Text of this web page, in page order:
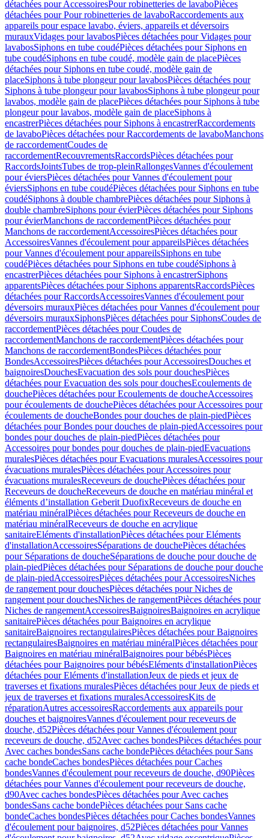
détachées pour AccessoiresPour robinetteries de lavaboPièces
détachées pour Pour robinetteries de lavaboRaccordements aux
appareils pour espace lavabo, éviers, appareils et déversoirs
murauxVidages pour lavabosPièces détachées pour Vidages pour
lavabosSiphons en tube coudéPièces détachées pour Siphons en
tube coudéSiphons en tube coudé, modèle gain de placePièces
détachées pour Siphons en tube coudé, modèle gain de
placeSiphons à tube plongeur pour lavabosPièces détachées pour
Siphons à tube plongeur pour lavabosSiphons à tube plongeur pour
lavabos, modèle gain de placePièces détachées pour Siphons à tube
plongeur pour lavabos, modèle gain de placeSiphons à
encastrerPièces détachées pour Siphons à encastrerRaccordements
de lavaboPièces détachées pour Raccordements de lavaboManchons
de raccordementCoudes de
raccordementRecouvrementsRaccordsPièces détachées pour
RaccordsJointsTubes de trop-pleinRallongesVannes d'écoulement
pour éviersPièces détachées pour Vannes d'écoulement pour
éviersSiphons en tube coudéPièces détachées pour Siphons en tube
coudéSiphons à double chambrePièces détachées pour Siphons à
double chambreSiphons pour évierPièces détachées pour Siphons
pour évierManchons de raccordementPièces détachées pour
Manchons de raccordementAccessoiresPièces détachées pour
AccessoiresVannes d'écoulement pour appareilsPièces détachées
pour Vannes d'écoulement pour appareilsSiphons en tube
coudéPièces détachées pour Siphons en tube coudéSiphons à
encastrerPièces détachées pour Siphons à encastrerSiphons
apparentsPièces détachées pour Siphons apparentsRaccordsPièces
détachées pour RaccordsAccessoiresVannes d'écoulement pour
déversoirs murauxPièces détachées pour Vannes d'écoulement pour
déversoirs murauxSiphonsPièces détachées pour SiphonsCoudes de
raccordementPièces détachées pour Coudes de
raccordementManchons de raccordementPièces détachées pour
Manchons de raccordementBondesPièces détachées pour
BondesAccessoiresPièces détachées pour AccessoiresDouches et
baignoiresDouchesEvacuation des sols pour douchesPièces
détachées pour Evacuation des sols pour douchesEcoulements de
douchePièces détachées pour Ecoulements de doucheAccessoires
pour écoulements de douchePièces détachées pour Accessoires pour
écoulements de doucheBondes pour douches de plain-piedPièces
détachées pour Bondes pour douches de plain-piedAccessoires pour
bondes pour douches de plain-piedPièces détachées pour
Accessoires pour bondes pour douches de plain-piedEvacuations
muralesPièces détachées pour Evacuations muralesAccessoires pour
évacuations muralesPièces détachées pour Accessoires pour
évacuations muralesReceveurs de douchePièces détachées pour
Receveurs de doucheReceveurs de douche en matériau minéral et
éléments d’installation Geberit DuofixReceveurs de douche en
matériau minéralPièces détachées pour Receveurs de douche en
matériau minéralReceveurs de douche en acrylique
sanitaireEléments d'installationPièces détachées pour Eléments
d'installationAccessoiresSéparations de douchePièces détachées
pour Séparations de doucheSéparations de douche pour douche de
plain-piedPièces détachées pour Séparations de douche pour douche
de plain-piedAccessoiresPièces détachées pour AccessoiresNiches
de rangement pour douchesPièces détachées pour Niches de
rangement pour douchesNiches de rangementPièces détachées pour
Niches de rangementAccessoiresBaignoiresBaignoires en acrylique
sanitairePièces détachées pour Baignoires en acrylique
sanitaireBaignoires rectangulairesPièces détachées pour Baignoires
rectangulairesBaignoires en matériau minéralPièces détachées pour
Baignoires en matériau minéralBaignoires pour bébésPièces
détachées pour Baignoires pour bébésEléments d'installationPièces
détachées pour Eléments d'installationJeux de pieds et jeux de
traverses et fixations muralesPièces détachées pour Jeux de pieds et
jeux de traverses et fixations muralesAccessoiresKits de
réparationAutres accessoiresRaccordements aux appareils pour
douches et baignoiresVannes d'écoulement pour receveurs de
douche, d52Pièces détachées pour Vannes d'écoulement pour
receveurs de douche, d52Avec caches bondesPièces détachées pour
Avec caches bondesSans cache bondePièces détachées pour Sans
cache bondeCaches bondesPièces détachées pour Caches
bondesVannes d'écoulement pour receveurs de douche, d90Pièces
détachées pour Vannes d'écoulement pour receveurs de douche,
d90Avec caches bondesPièces détachées pour Avec caches
bondesSans cache bondePièces détachées pour Sans cache
bondeCaches bondesPièces détachées pour Caches bondesVannes
d'écoulement pour baignoires, d52Pièces détachées pour Vannes